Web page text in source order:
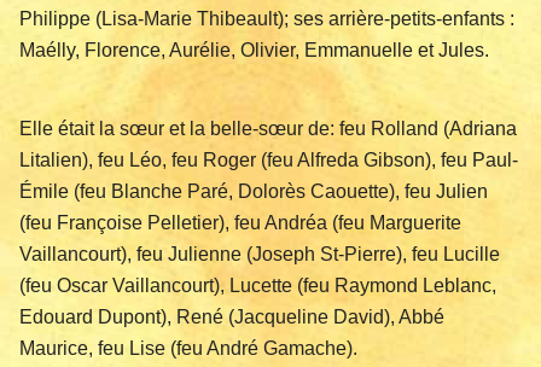
Philippe (Lisa-Marie Thibeault); ses arrière-petits-enfants :
Maélly, Florence, Aurélie, Olivier, Emmanuelle et Jules.
Elle était la sœur et la belle-sœur de: feu Rolland (Adriana
Litalien), feu Léo, feu Roger (feu Alfreda Gibson), feu Paul-
Émile (feu Blanche Paré, Dolorès Caouette), feu Julien
(feu Françoise Pelletier), feu Andréa (feu Marguerite
Vaillancourt), feu Julienne (Joseph St-Pierre), feu Lucille
(feu Oscar Vaillancourt), Lucette (feu Raymond Leblanc,
Edouard Dupont), René (Jacqueline David), Abbé
Maurice, feu Lise (feu André Gamache).